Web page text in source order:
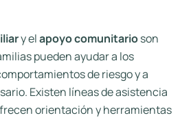
y elapoyo comunitarioson
pueden ayudar a los
de riesgo y a
Existen líneas de asistencia
orientación y herramientas